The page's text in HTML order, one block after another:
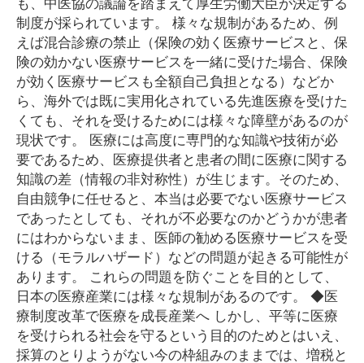
制度が採られています。 様々な規制があるため、例
えば混合診療の禁止（保険の効く医療サービスと、保
険の効かない医療サービスを一緒に受けた場合、保険
が効く医療サービスも全額自己負担となる）などか
ら、海外では既に実用化されている先進医療を受けた
くても、それを受けるためには様々な障壁があるのが
現状です。 医療には高度に専門的な知識や技術が必
要であるため、医療提供者と患者の間に医療に関する
知識の差（情報の非対称性）が生じます。そのため、
自由競争に任せると、本当は必要でない医療サービス
であったとしても、それが不必要なのかどうかが患者
にはわからないまま、医師の勧める医療サービスを受
ける（モラルハザード）などの問題が起きる可能性が
あります。 これらの問題を防ぐことを目的として、
日本の医療産業には様々な規制があるのです。 ◆医
療制度改革で医療を成長産業へ しかし、平等に医療
を受けられる社会を守るという目的のためとはいえ、
採算のとりようがない今の枠組みのままでは、増税と